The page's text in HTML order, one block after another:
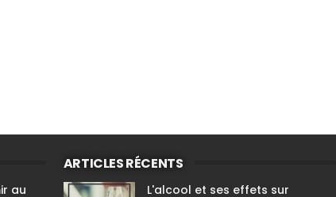
au
ARTICLES RÉCENTS
L'alcool et ses effets sur